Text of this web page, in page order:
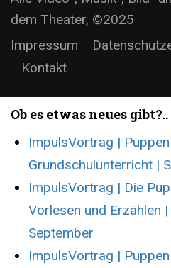
dem Theater, ©2025
Impressum
Kontakt
Ob es etwas neues gibt?..
ImpulsVortrag |
Grundschulunterricht |
ImpulsVortrag | Die
Vorlesen und Erzählen
September
ImpulsVortrag |